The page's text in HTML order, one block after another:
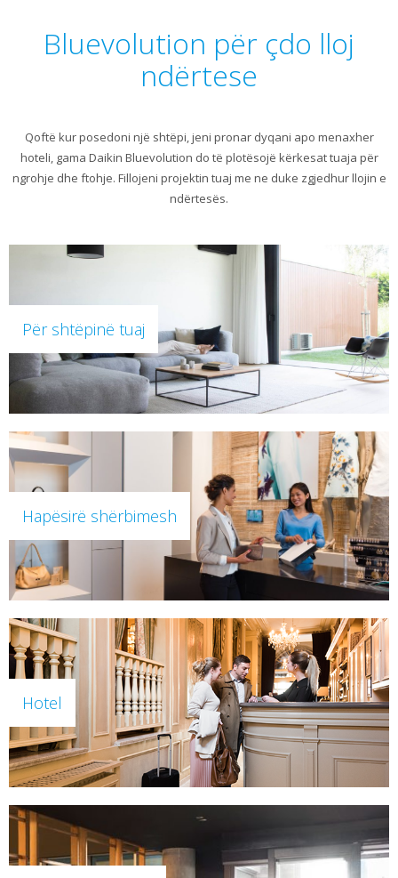
Bluevolution për çdo lloj
ndërtese
Qoftë kur posedoni një shtëpi, jeni pronar dyqani apo menaxher
hoteli, gama Daikin Bluevolution do të plotësojë kërkesat tuaja për
ngrohje dhe ftohje. Fillojeni projektin tuaj me ne duke zgjedhur llojin e
ndërtesës.
Për shtëpinë tuaj
Hapësirë shërbimesh
Hotel